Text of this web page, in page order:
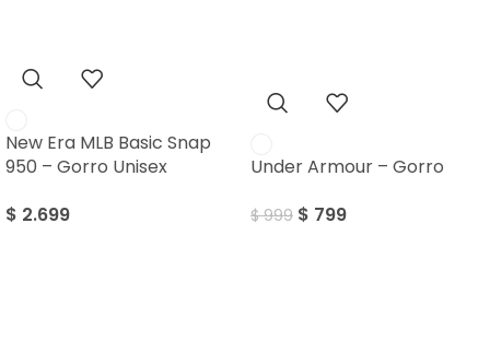
New Era MLB Basic Snap
950 – Gorro Unisex
$ 2.699
Under Armour – Gorro
$999 $ 799